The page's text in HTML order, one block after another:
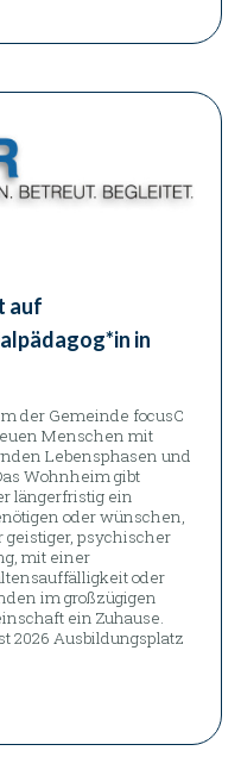
auf
in
der Gemeinde focusC
Menschen mit
Lebensphasen und
Wohnheim gibt
längerfristig ein
oder wünschen,
psychischer
mit einer
oder
im großzügigen
ein Zuhause.
2026 Ausbildungsplatz